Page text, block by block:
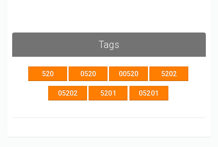
Tags
520 0520 00520 5202
05202 5201 05201